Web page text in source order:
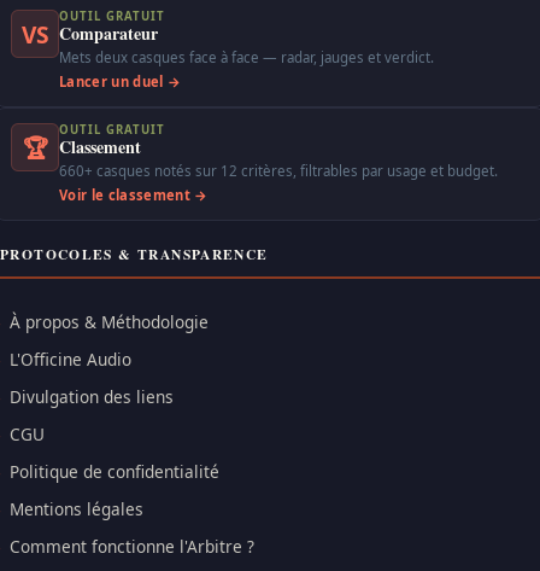
VS
OUTIL GRATUIT
Comparateur
Mets deux casques face à face — radar, jauges et verdict.
Lancer un duel →
🏆
OUTIL GRATUIT
Classement
660+ casques notés sur 12 critères, filtrables par usage et budget.
Voir le classement →
PROTOCOLES & TRANSPARENCE
À propos & Méthodologie
L'Officine Audio
Divulgation des liens
CGU
Politique de confidentialité
Mentions légales
Comment fonctionne l'Arbitre ?